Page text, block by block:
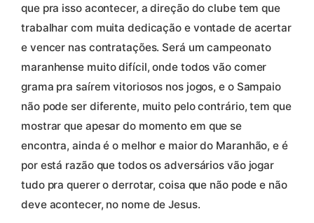
que pra isso acontecer, a direção do clube tem que
trabalhar com muita dedicação e vontade de acertar
e vencer nas contratações. Será um campeonato
maranhense muito difícil, onde todos vão comer
grama pra saírem vitoriosos nos jogos, e o Sampaio
não pode ser diferente, muito pelo contrário, tem que
mostrar que apesar do momento em que se
encontra, ainda é o melhor e maior do Maranhão, e é
por está razão que todos os adversários vão jogar
tudo pra querer o derrotar, coisa que não pode e não
deve acontecer, no nome de Jesus.